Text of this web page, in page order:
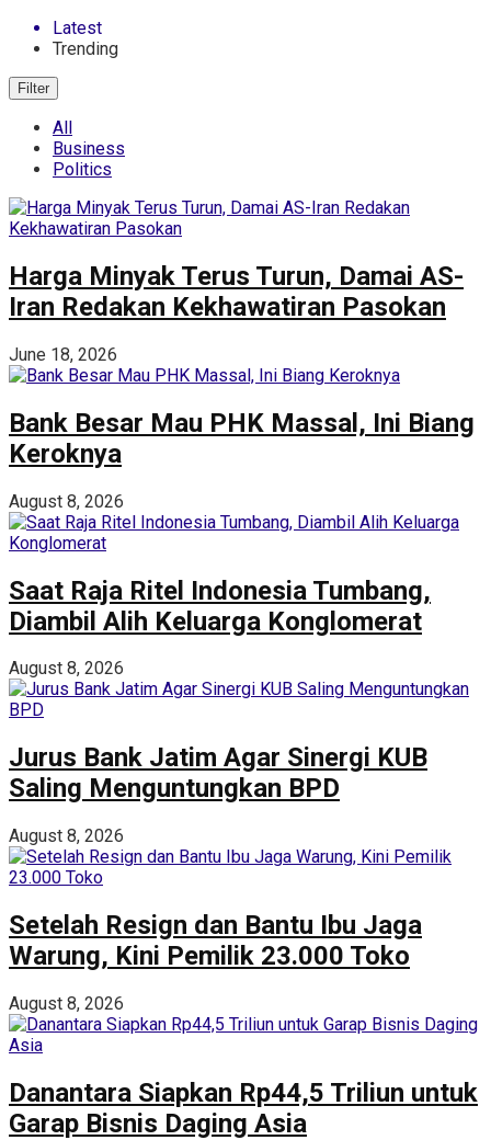
Latest
Trending
Filter
All
Business
Politics
Harga Minyak Terus Turun, Damai AS-
Iran Redakan Kekhawatiran Pasokan
June 18, 2026
Bank Besar Mau PHK Massal, Ini Biang
Keroknya
August 8, 2026
Saat Raja Ritel Indonesia Tumbang,
Diambil Alih Keluarga Konglomerat
August 8, 2026
Jurus Bank Jatim Agar Sinergi KUB
Saling Menguntungkan BPD
August 8, 2026
Setelah Resign dan Bantu Ibu Jaga
Warung, Kini Pemilik 23.000 Toko
August 8, 2026
Danantara Siapkan Rp44,5 Triliun untuk
Garap Bisnis Daging Asia